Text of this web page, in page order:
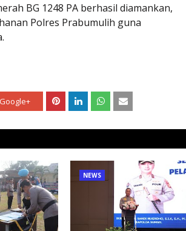
BG 1248 PA berhasil diamankan,
Polres Prabumulih guna
Google+
NEWS